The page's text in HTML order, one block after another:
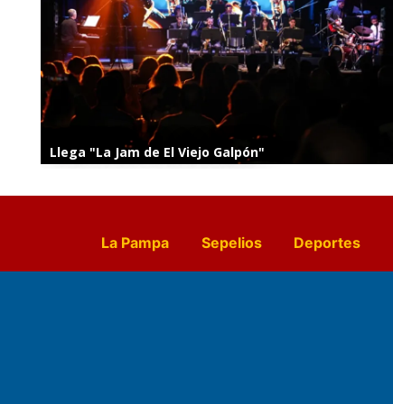
Llega "La Jam de El Viejo Galpón"
La Pampa Sepelios Deportes